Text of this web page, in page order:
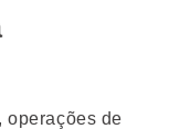
, operações de